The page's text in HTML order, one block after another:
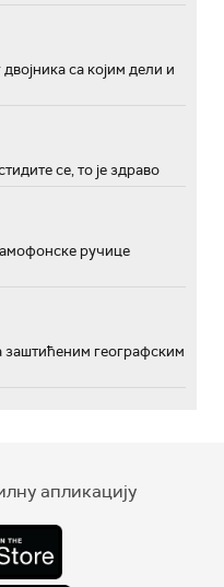
са којим дели и
се, то је здраво
ручице
географским
апликацију